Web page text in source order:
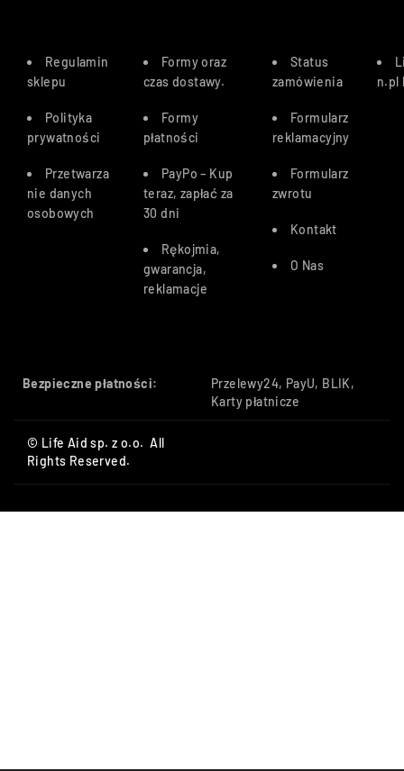
Regulamin
sklepu
Polityka
prywatności
Przetwarza
nie danych
osobowych
Formy oraz
czas dostawy.
Formy
płatności
PayPo – Kup
teraz, zapłać za
30 dni
Rękojmia,
gwarancja,
reklamacje
Status
zamówienia
Formularz
reklamacyjny
Formularz
zwrotu
Kontakt
O Nas
n.pl
Bezpieczne płatności:
Przelewy24, PayU, BLIK,
Karty płatnicze
© Life Aid sp. z o.o. All
Rights Reserved.